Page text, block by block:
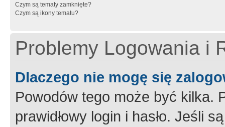
Czym są tematy zamknięte?
Czym są ikony tematu?
Problemy Logowania i
Dlaczego nie mogę się
Powodów tego może być kilka.
prawidłowy login i hasło. Jeśli